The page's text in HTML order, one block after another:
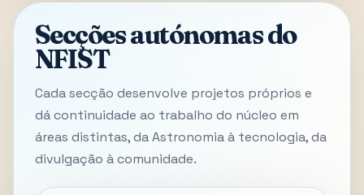
Secções autónomas do
NFIST
Cada secção desenvolve projetos próprios e
dá continuidade ao trabalho do núcleo em
áreas distintas, da Astronomia à tecnologia, da
divulgação à comunidade.